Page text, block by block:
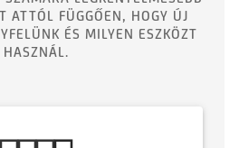
ATTÓL FÜGGŐEN, HOGY ÚJ
ÉS MILYEN ESZKÖZT
HASZNÁL.